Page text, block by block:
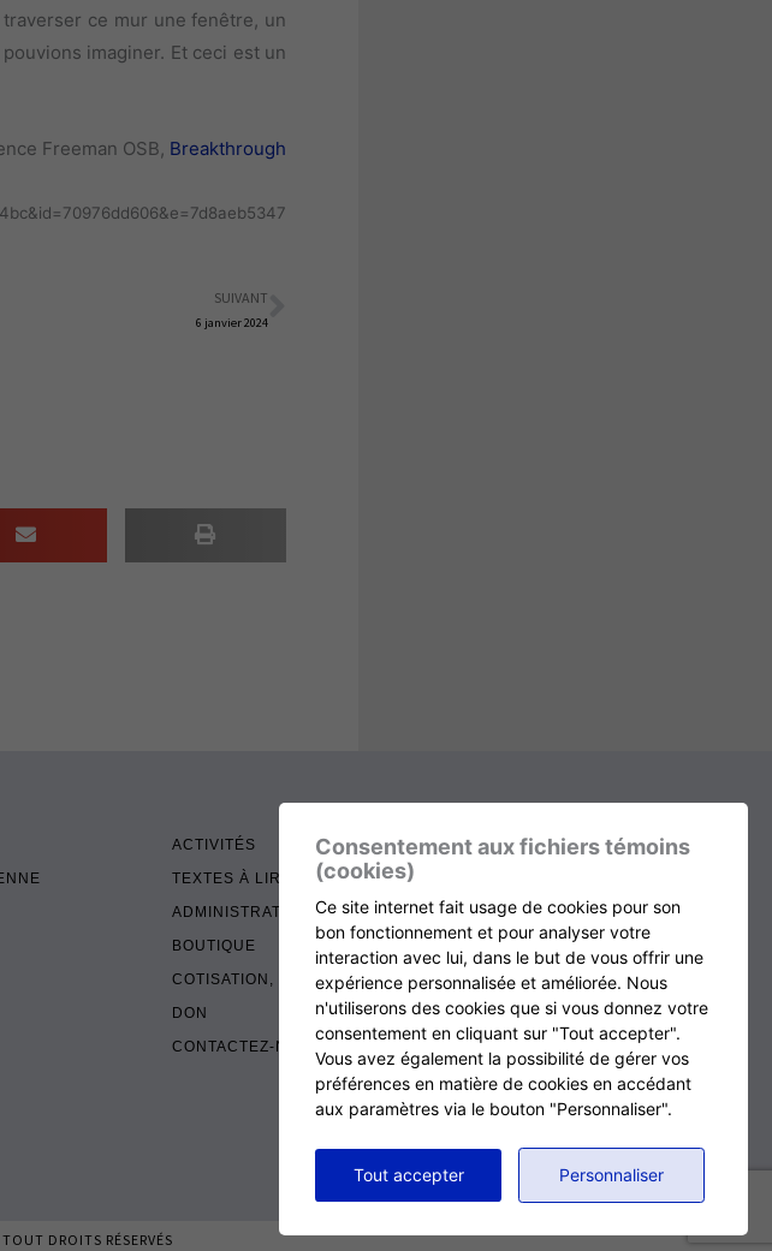
ce mur une fenêtre, un
imaginer. Et ceci est un
Freeman OSB, Breakthrough
SUIVANT
6 janvier 2024Suivant
ACTIVITÉS
TEXTES À LIRE
ADMINISTRATION
BOUTIQUE
COTISATION, RENOUVELLEMENT ET ÉCHOS
DON
CONTACTEZ-NOUS
RETOUR AU HAUT DE LA PAGE
DROITS RÉSERVÉS
Consentement aux fichiers témoins
(cookies)
Ce site internet fait usage de cookies pour son
bon fonctionnement et pour analyser votre
interaction avec lui, dans le but de vous offrir une
expérience personnalisée et améliorée. Nous
n'utiliserons des cookies que si vous donnez votre
consentement en cliquant sur "Tout accepter".
Vous avez également la possibilité de gérer vos
préférences en matière de cookies en accédant
aux paramètres via le bouton "Personnaliser".
Tout accepter Personnaliser